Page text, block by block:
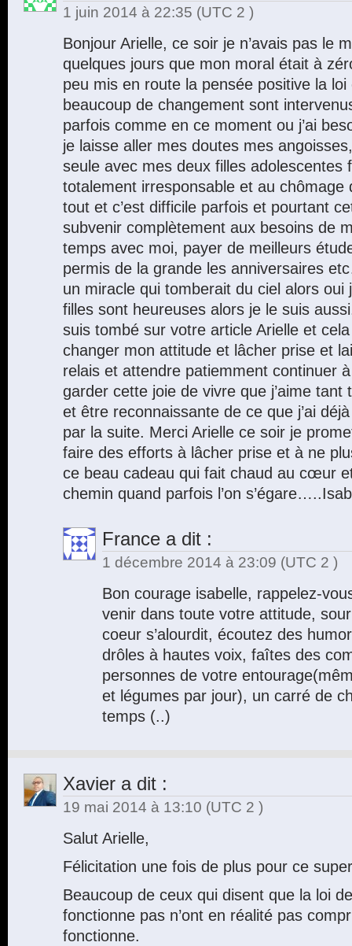
1 juin 2014 à 22:35 (UTC 2 )
Bonjour Arielle, ce soir je n’avais pas le
quelques jours que mon moral était à
peu mis en route la pensée positive la loi
beaucoup de changement sont
parfois comme en ce moment ou j’ai
je laisse aller mes doutes mes
seule avec mes deux filles adolescentes
totalement irresponsable et au chômage
tout et c’est difficile parfois et pourtant
subvenir complètement aux besoins de
temps avec moi, payer de meilleurs
permis de la grande les anniversaires
un miracle qui tomberait du ciel alors oui
filles sont heureuses alors je le suis
suis tombé sur votre article Arielle et cela
changer mon attitude et lâcher prise et
relais et attendre patiemment continuer
garder cette joie de vivre que j’aime
et être reconnaissante de ce que j’ai
par la suite. Merci Arielle ce soir je
faire des efforts à lâcher prise et à ne
ce beau cadeau qui fait chaud au cœur
chemin quand parfois l’on
France a dit :
1 décembre 2014 à 23:09 (UTC 2 )
Bon courage isabelle, rappelez-
venir dans toute votre attitude,
coeur s’alourdit, écoutez des
drôles à hautes voix, faîtes des
personnes de votre
et légumes par jour), un carré de
temps (..)
Xavier a dit :
19 mai 2014 à 13:10 (UTC 2 )
Salut Arielle,
Félicitation une fois de plus pour ce
Beaucoup de ceux qui disent que la loi
fonctionne pas n’ont en réalité pas
fonctionne.